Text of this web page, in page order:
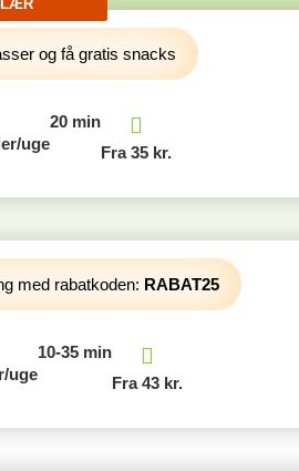
og få gratis snacks
uge
20 min
Fra 35 kr.
med rabatkoden: RABAT25
uge
10-35 min
Fra 43 kr.